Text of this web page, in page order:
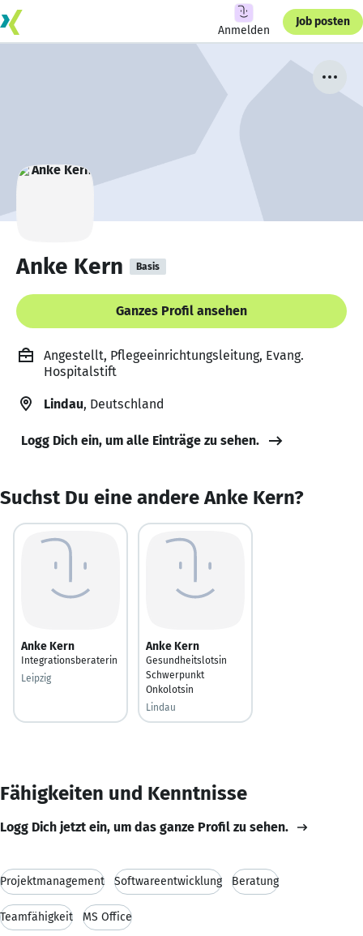
Anmelden
Job posten
Anke Kern Basis
Ganzes Profil ansehen
Angestellt, Pflegeeinrichtungsleitung, Evang.
Hospitalstift
Lindau, Deutschland
Logg Dich ein, um alle Einträge zu sehen.
Suchst Du eine andere Anke Kern?
Anke Kern
Integrationsberaterin
Leipzig
Anke Kern
Gesundheitslotsin
Schwerpunkt
Onkolotsin
Lindau
Fähigkeiten und Kenntnisse
Logg Dich jetzt ein, um das ganze Profil zu sehen.
Projektmanagement Softwareentwicklung Beratung
Teamfähigkeit MS Office